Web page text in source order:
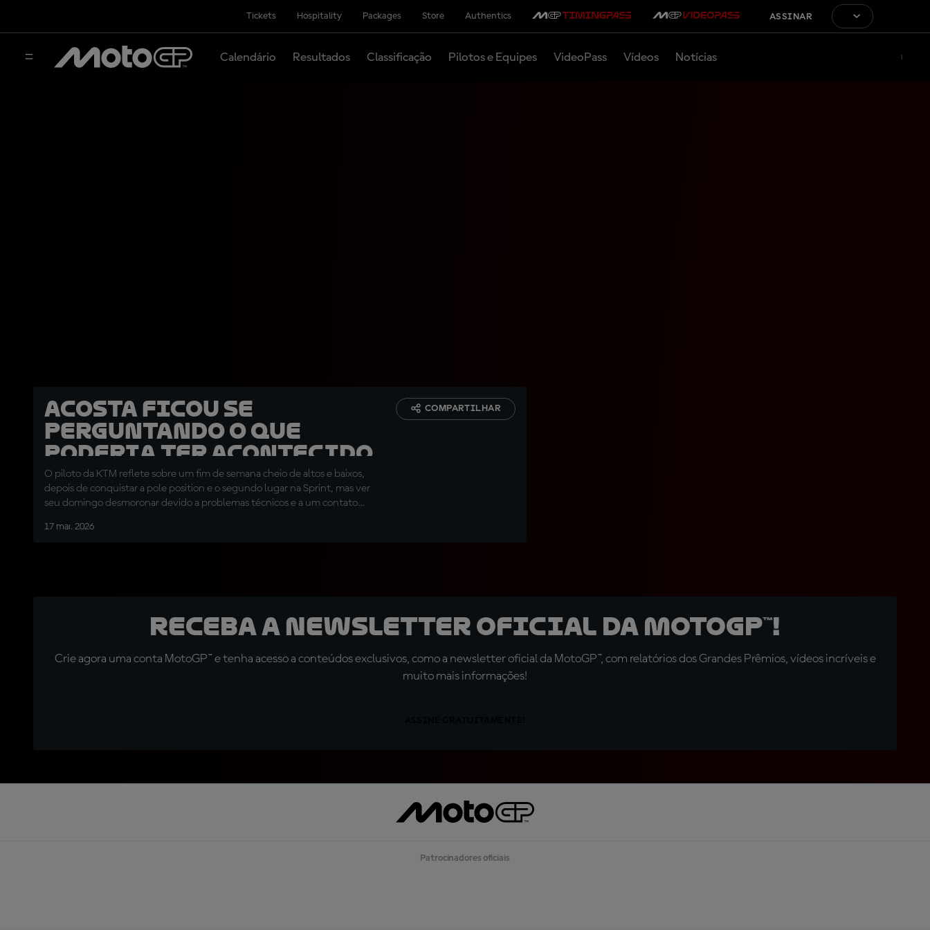
Tickets Hospitality Packages Store Authentics ASSINAR
Calendário Resultados Classificação Pilotos e Equipes VideoPass Vídeos Notícias
Acosta ficou se
perguntando o que
poderia ter acontecido
O piloto da KTM reflete sobre um fim de semana cheio de altos e baixos,
depois de conquistar a pole position e o segundo lugar na Sprint, mas ver
seu domingo desmoronar devido a problemas técnicos e a um contato
17 mai. 2026
COMPARTILHAR
Receba a newsletter oficial da MotoGP™!
Crie agora uma conta MotoGP™ e tenha acesso a conteúdos exclusivos, como a newsletter oficial da MotoGP™, com relatórios dos Grandes Prêmios, vídeos incríveis e
muito mais informações!
Patrocinadores oficiais